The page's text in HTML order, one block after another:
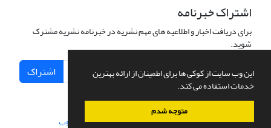
این وب سایت از کوکی ها برای اطمینان از ارائه بهترین
خدمات استفاده می کند.
متوجه شدم
اشتراک خبرنامه
برای دریافت اخبار و اطلاعیه های مهم نشریه در خبرنامه نشریه مشترک
شوید.
اشتراک
سامانه مدیریت نشریات علمی.طراحی و پیاده سازی از سیناوب